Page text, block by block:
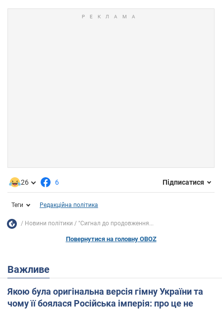
26 6 Підписатися
Теги Редакційна політика
Новини політики "Сигнал до продовження...
Повернутися на головну OBOZ
Важливе
Якою була оригінальна версія гімну України та
чому її боялася Російська імперія: про це не